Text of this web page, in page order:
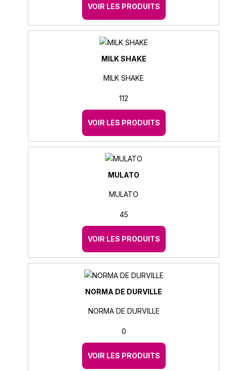
VOIR LES PRODUITS
MILK SHAKE
MILK SHAKE
112
VOIR LES PRODUITS
MULATO
MULATO
45
VOIR LES PRODUITS
NORMA DE DURVILLE
NORMA DE DURVILLE
0
VOIR LES PRODUITS